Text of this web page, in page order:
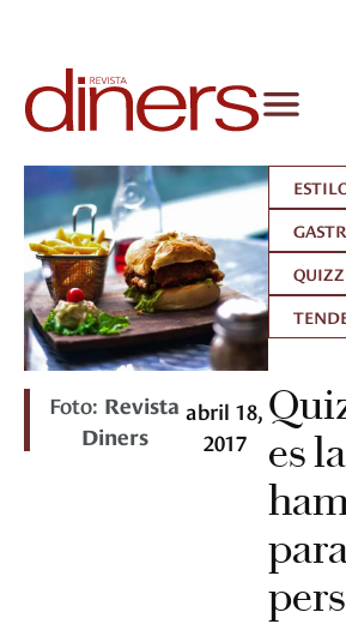
Foto: Revista
Diners
abril 18,
2017
es